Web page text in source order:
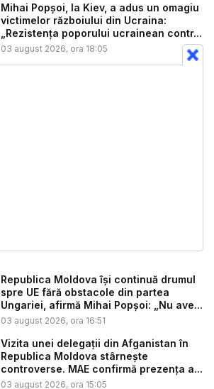
Mihai Popșoi, la Kiev, a adus un omagiu
victimelor războiului din Ucraina:
„Rezistența poporului ucrainean contr...
03 august 2026, ora 18:05
Republica Moldova își continuă drumul
spre UE fără obstacole din partea
Ungariei, afirmă Mihai Popșoi: „Nu ave...
03 august 2026, ora 16:51
Vizita unei delegații din Afganistan în
Republica Moldova stârnește
controverse. MAE confirmă prezența a...
03 august 2026, ora 15:05